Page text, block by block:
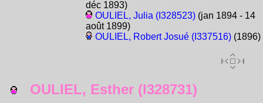
déc 1893)
OULIEL, Julia (I328523)(jan 1894 - 14
août 1899)
OULIEL, Robert Josué (I337516)(1896)
OULIEL, Esther (I328731)